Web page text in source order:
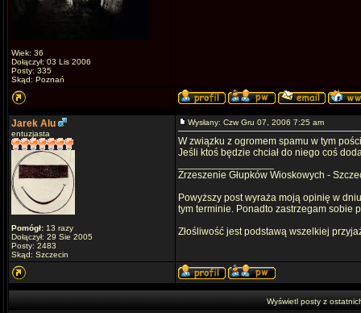
Wiek: 36
Dołączył: 03 Lis 2006
Posty: 335
Skąd: Poznań
Jarek Alu
entuzjasta
Pomógł: 13 razy
Dołączył: 29 Sie 2005
Posty: 2483
Skąd: Szczecin
Wysłany: Czw Gru 07, 2006 7:25 am
W związku z ogromem spamu w tym
Jeśli ktoś będzie chciał do niego coś
Zrzeszenie Głupków Wioskowych -
Powyższy post wyraża moją opinię w
tym terminie. Ponadto zastrzegam sobie
Złośliwość jest podstawą wszelkiej
Wyświetl posty z